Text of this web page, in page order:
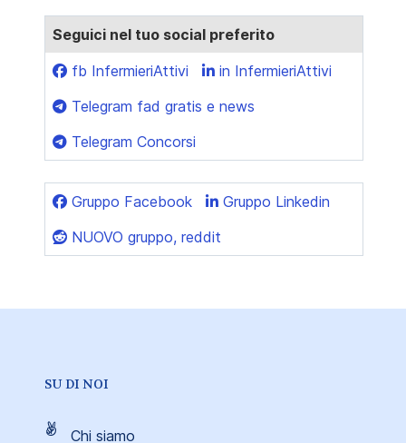
Seguici nel tuo social preferito
fb InfermieriAttivi
in InfermieriAttivi
Telegram fad gratis e news
Telegram Concorsi
Gruppo Facebook
Gruppo Linkedin
NUOVO gruppo, reddit
SU DI NOI
Chi siamo